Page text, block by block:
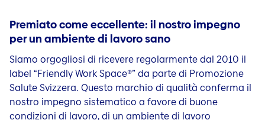
Premiato come eccellente: il nostro impegno
per un ambiente di lavoro sano
Siamo orgogliosi di ricevere regolarmente dal 2010 il
label “Friendly Work Space®” da parte di Promozione
Salute Svizzera. Questo marchio di qualità conferma il
nostro impegno sistematico a favore di buone
condizioni di lavoro, di un ambiente di lavoro